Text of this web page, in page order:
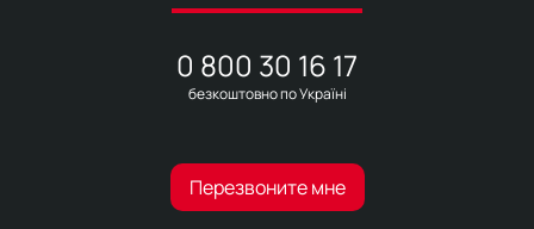
0 800 30 16 17
безкоштовно по Україні
Перезвоните мне